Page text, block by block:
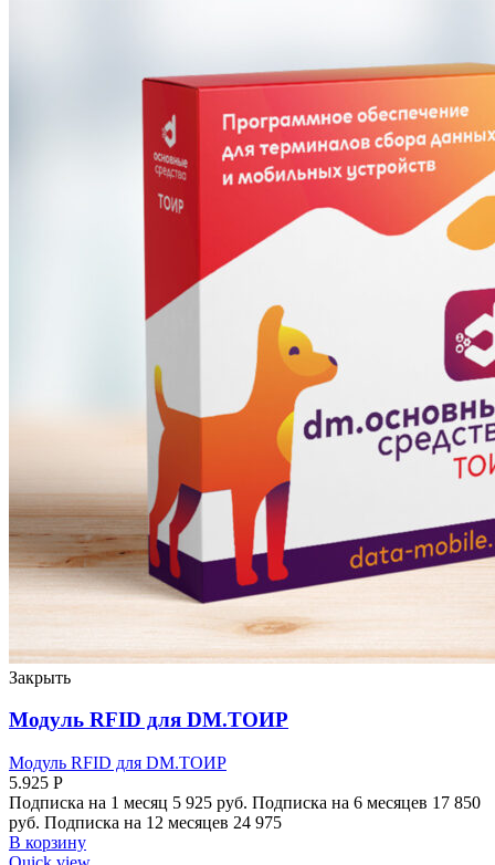
Закрыть
Модуль RFID для DM.ТОИР
Модуль RFID для DM.ТОИР
5.925 Р
Подписка на 1 месяц 5 925 руб. Подписка на 6 месяцев 17 850
руб. Подписка на 12 месяцев 24 975
В корзину